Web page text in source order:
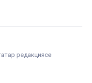
редакциясе